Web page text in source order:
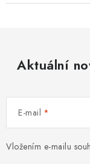
Aktuální
E-mail
Vložením e-mailu